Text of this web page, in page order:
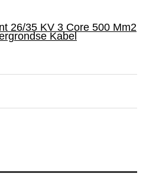
26/35 KV 3 Core 500 Mm2
Kabel